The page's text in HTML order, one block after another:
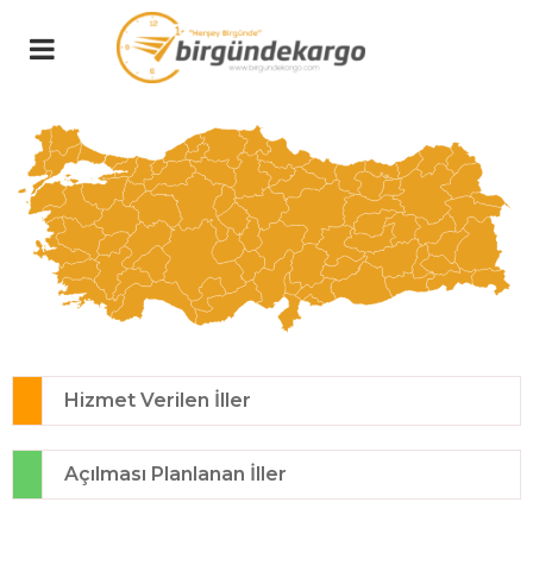
Hizmet Verilen İller
Açılması Planlanan İller